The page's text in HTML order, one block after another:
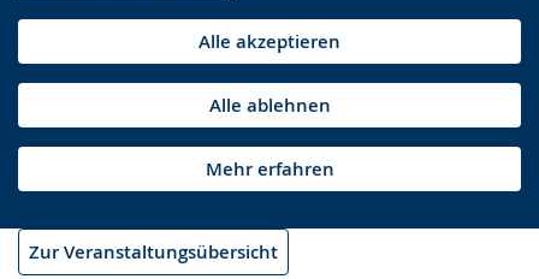
Alle akzeptieren
Alle ablehnen
Mehr erfahren
Zur Veranstaltungsübersicht